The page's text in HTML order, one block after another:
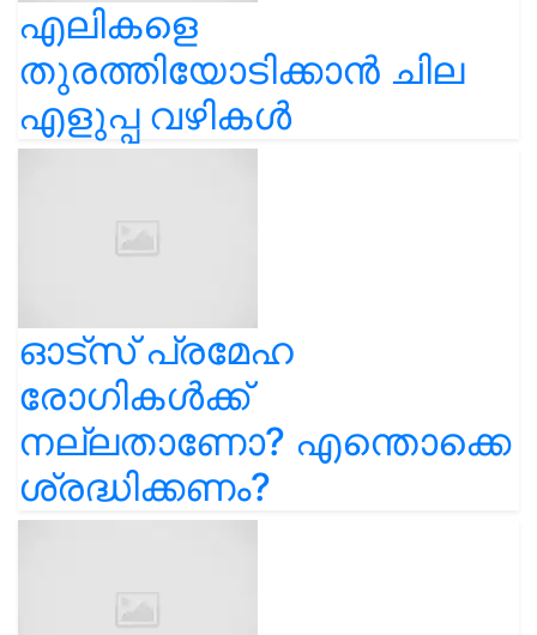
എലികളെ
തുരത്തിയോടിക്കാൻ ചില
എളുപ്പ വഴികൾ
ഓട്സ് പ്രമേഹ
രോഗികൾക്ക്
നല്ലതാണോ? എന്തൊക്കെ
ശ്രദ്ധിക്കണം?